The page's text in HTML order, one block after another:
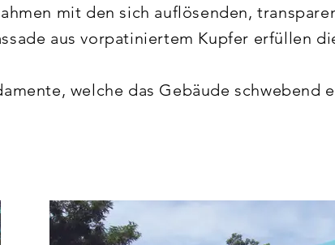
mit den sich auflösenden,
aus vorpatiniertem Kupfer erfüllen
welche das Gebäude schwebend
unterstützt.